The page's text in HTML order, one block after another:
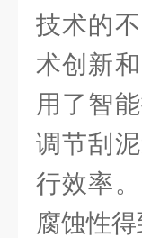
技术的
术创新
用了智
调节刮
行效率
腐蚀性